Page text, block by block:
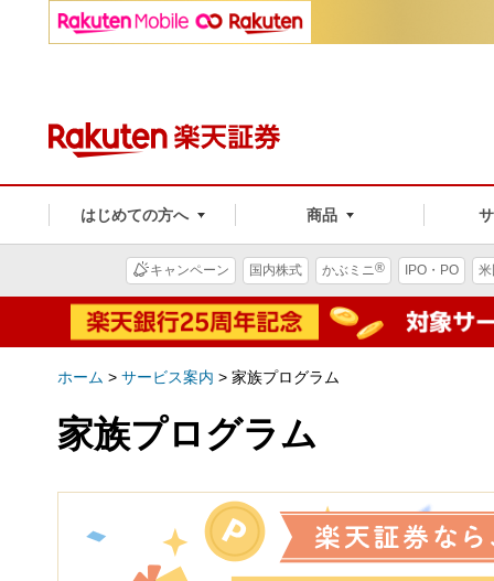
はじめての方へ 商品
キャンペーン 国内株式 かぶミニ® IPO・PO
ホーム > サービス案内 > 家族プログラム
家族プログラム